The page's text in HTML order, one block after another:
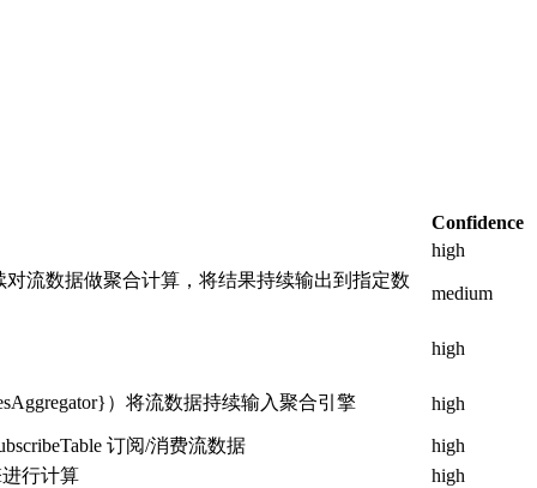
Confidence
high
对流数据做聚合计算，将结果持续输出到指定数
medium
high
）将流数据持续输入聚合引擎 high
订阅/消费流数据
high
进行计算
high